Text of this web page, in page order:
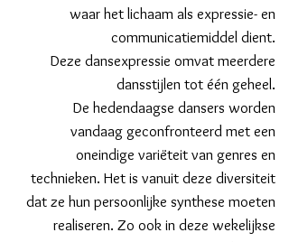
waar het lichaam als expressie- en
communicatiemiddel dient.
Deze dansexpressie omvat meerdere
dansstijlen tot één geheel.
De hedendaagse dansers worden
vandaag geconfronteerd met een
oneindige variëteit van genres en
technieken. Het is vanuit deze diversiteit
dat ze hun persoonlijke synthese moeten
realiseren. Zo ook in deze wekelijkse